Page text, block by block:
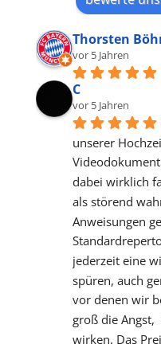
Thorsten
vor 5 Jahren
C
vor 5 Jahren
unserer
dabei wirklich
als störend
Anweisungen
jederzeit eine
spüren, auch
vor denen wir
groß die Angst,
wirken. Das